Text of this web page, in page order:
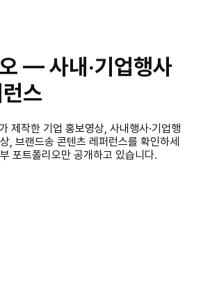
— 사내·기업행사
스
제작한 기업 홍보영상, 사내행사·기업행
, 브랜드송 콘텐츠 레퍼런스를 확인하세
포트폴리오만 공개하고 있습니다.